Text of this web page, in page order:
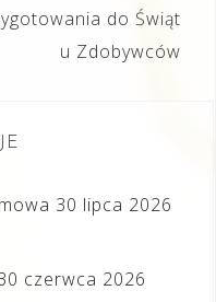
do Świąt
u Zdobywców
30 lipca 2026
czerwca 2026